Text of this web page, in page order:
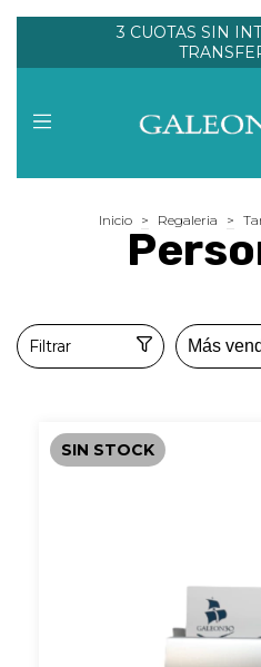
3 CUOTAS SIN
Inicio > Regaleria >
Filtrar
SIN STOCK